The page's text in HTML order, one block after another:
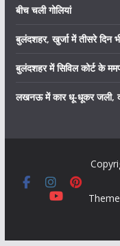
बीच चली गोलियां
बुलंदशहर, खुर्जा में तीसरे दिन
बुलंदशहर में सिविल कोर्ट के
लखनऊ में कार धू-धूकर जली,